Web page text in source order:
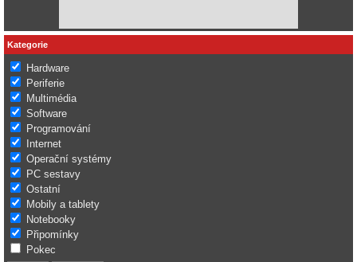
Kategorie
Hardware
Periferie
Multimédia
Software
Programování
Internet
Operační systémy
PC sestavy
Ostatní
Mobily a tablety
Notebooky
Připomínky
Pokec